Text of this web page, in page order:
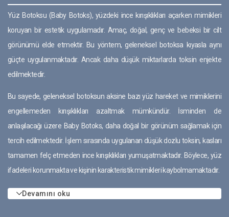
Yüz Botoksu (Baby Botoks), yüzdeki ince kırışıklıkları açarken mimikleri
koruyan bir estetik uygulamadır. Amaç, doğal, genç ve bebeksi bir cilt
görünümü elde etmektir. Bu yöntem, geleneksel botoksa kıyasla aynı
güçte uygulanmaktadır. Ancak daha düşük miktarlarda toksin enjekte
edilmektedir.
Bu sayede, geleneksel botoksun aksine bazı yüz hareket ve mimiklerini
engellemeden kırışıklıkları azaltmak mümkündür. İsminden de
anlaşılacağı üzere Baby Botoks, daha doğal bir görünüm sağlamak için
tercih edilmektedir. İşlem sırasında uygulanan düşük dozlu toksin, kasları
tamamen felç etmeden ince kırışıklıkları yumuşatmaktadır. Böylece, yüz
ifadeleri korunmakta ve kişinin karakteristik mimikleri kaybolmamaktadır.
Devamını oku